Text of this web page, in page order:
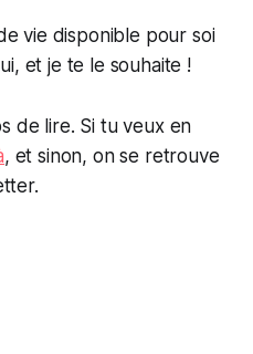
vie disponible pour soi
et je te le souhaite !
de lire. Si tu veux en
, et sinon, on se retrouve